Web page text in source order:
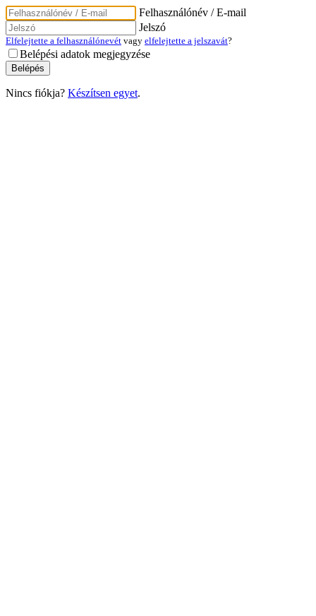
Felhasználónév / E-mail
Jelszó
Elfelejtette a felhasználónevét vagy elfelejtette a jelszavát?
Belépési adatok megjegyzése
Nincs fiókja? Készítsen egyet.